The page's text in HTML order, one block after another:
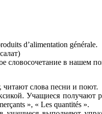
d’alimentation générale.
в нашем
читают слова песни и поют.
Учащиеся получают
», « Les quantités ».